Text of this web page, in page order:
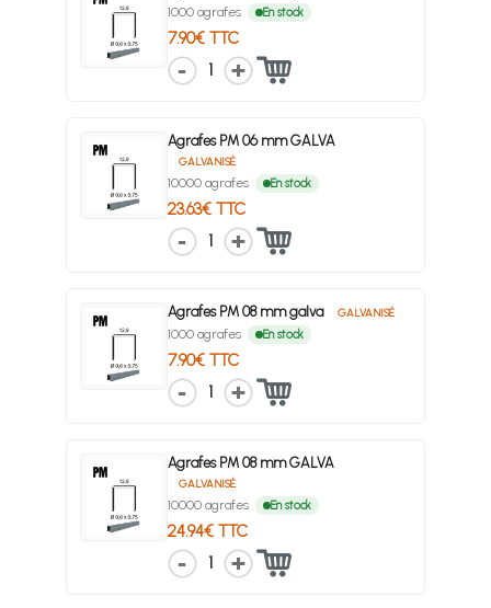
1000 agrafes En stock
7.90€ TTC
1
Agrafes PM 06 mm GALVA
GALVANISÉ
10000 agrafes En stock
23.63€ TTC
1
Agrafes PM 08 mm galva GALVANISÉ
1000 agrafes En stock
7.90€ TTC
1
Agrafes PM 08 mm GALVA
GALVANISÉ
10000 agrafes En stock
24.94€ TTC
1